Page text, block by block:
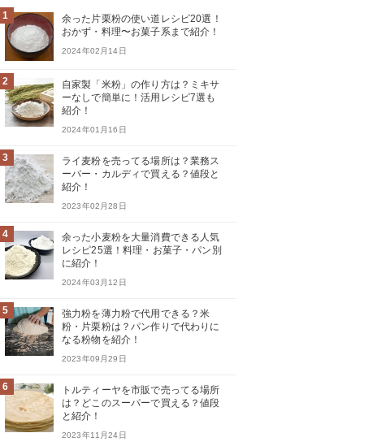
1
余った片栗粉の使い道レシピ20選！
おかず・料理〜お菓子系まで紹介！
2024年02月14日
2
自家製「米粉」の作り方は？ミキサ
ーなしで簡単に！活用レシピ7選も
紹介！
2024年01月16日
3
ライ麦粉を売ってる場所は？業務ス
ーパー・カルディで買える？値段と
紹介！
2023年02月28日
4
余った小麦粉を大量消費できる人気
レシピ25選！料理・お菓子・パン別
に紹介！
2024年03月12日
5
強力粉を薄力粉で代用できる？米
粉・片栗粉は？パン作りで代わりに
なる粉物を紹介！
2023年09月29日
6
トルティーヤを市販で売ってる場所
は？どこのスーパーで買える？値段
と紹介！
2023年11月24日